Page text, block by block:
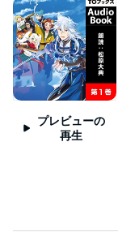
プレビューの
再生